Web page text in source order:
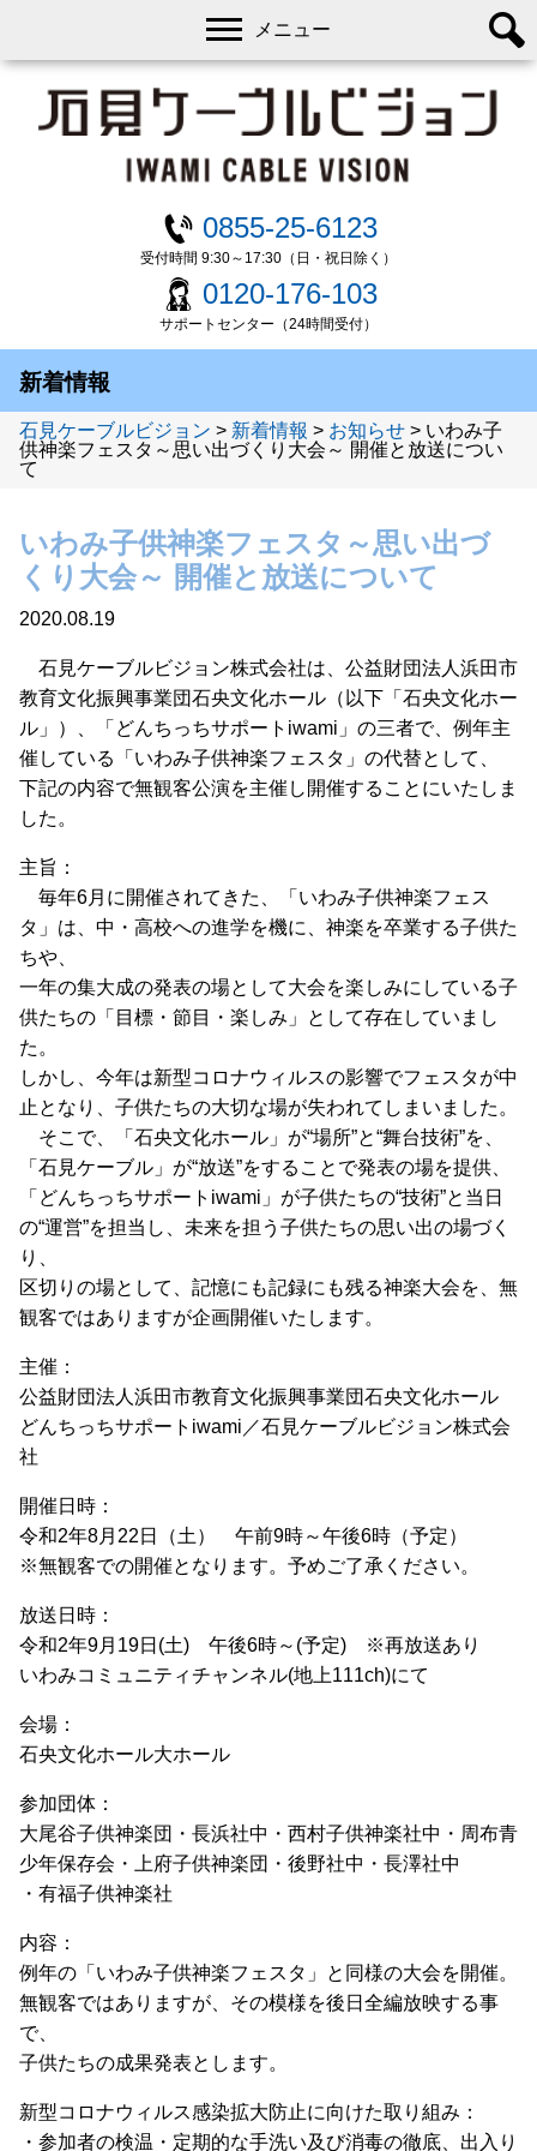
0855-25-6123
受付時間 9:30～17:30（日・祝日除く）
0120-176-103
サポートセンター（24時間受付）
メニュー
新着情報
石見ケーブルビジョン > 新着情報 > お知らせ > いわみ子
供神楽フェスタ～思い出づくり大会～ 開催と放送につい
て
いわみ子供神楽フェスタ～思い出づ
くり大会～ 開催と放送について
2020.08.19
石見ケーブルビジョン株式会社は、公益財団法人浜田市
教育文化振興事業団石央文化ホール（以下「石央文化ホー
ル」）、「どんちっちサポートiwami」の三者で、例年主
催している「いわみ子供神楽フェスタ」の代替として、
下記の内容で無観客公演を主催し開催することにいたしま
した。
主旨：
毎年6月に開催されてきた、「いわみ子供神楽フェス
タ」は、中・高校への進学を機に、神楽を卒業する子供た
ちや、
一年の集大成の発表の場として大会を楽しみにしている子
供たちの「目標・節目・楽しみ」として存在していまし
た。
しかし、今年は新型コロナウィルスの影響でフェスタが中
止となり、子供たちの大切な場が失われてしまいました。
そこで、「石央文化ホール」が“場所”と“舞台技術”を、
「石見ケーブル」が“放送”をすることで発表の場を提供、
「どんちっちサポートiwami」が子供たちの“技術”と当日
の“運営”を担当し、未来を担う子供たちの思い出の場づく
り、
区切りの場として、記憶にも記録にも残る神楽大会を、無
観客ではありますが企画開催いたします。
主催：
公益財団法人浜田市教育文化振興事業団石央文化ホール
どんちっちサポートiwami／石見ケーブルビジョン株式会
社
開催日時：
令和2年8月22日（土） 午前9時～午後6時（予定）
※無観客での開催となります。予めご了承ください。
放送日時：
令和2年9月19日(土) 午後6時～(予定) ※再放送あり
いわみコミュニティチャンネル(地上111ch)にて
会場：
石央文化ホール大ホール
参加団体：
大尾谷子供神楽団・長浜社中・西村子供神楽社中・周布青
少年保存会・上府子供神楽団・後野社中・長澤社中
・有福子供神楽社
内容：
例年の「いわみ子供神楽フェスタ」と同様の大会を開催。
無観客ではありますが、その模様を後日全編放映する事
で、
子供たちの成果発表とします。
新型コロナウィルス感染拡大防止に向けた取り組み：
・参加者の検温・定期的な手洗い及び消毒の徹底、出入り